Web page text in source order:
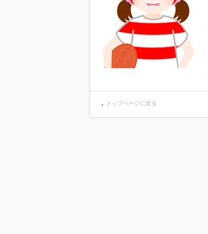
トップページに戻る